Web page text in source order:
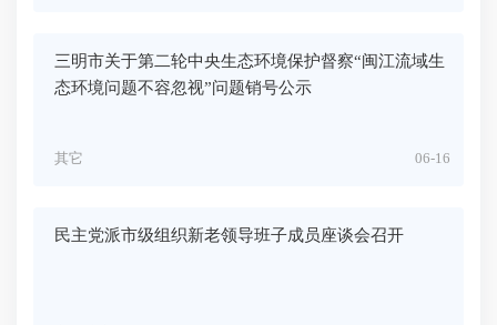
三明市关于第二轮中央生态环境保护督察“闽江流域生
态环境问题不容忽视”问题销号公示
06-16
其它
民主党派市级组织新老领导班子成员座谈会召开